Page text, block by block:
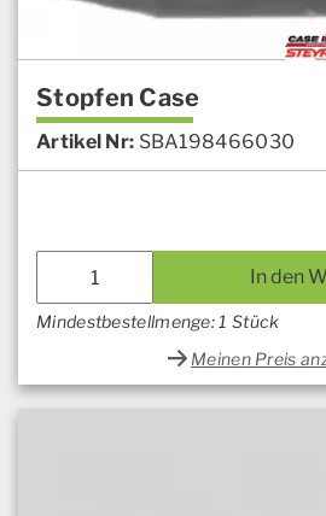
Stopfen Case
Artikel Nr: SBA198466030
In den
Mindestbestellmenge: 1 Stück
Meinen Preis